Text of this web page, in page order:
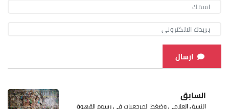
ارسال
السابق
النسق العلامي وضغط المرجعيات في رسوم القهوة